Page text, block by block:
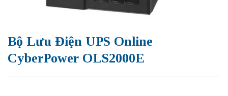
Bộ Lưu Điện UPS Online
CyberPower OLS2000E